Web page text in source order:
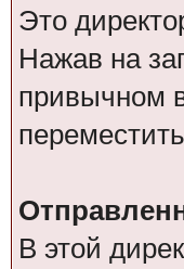
Это
Нажав на
привычном
В этой